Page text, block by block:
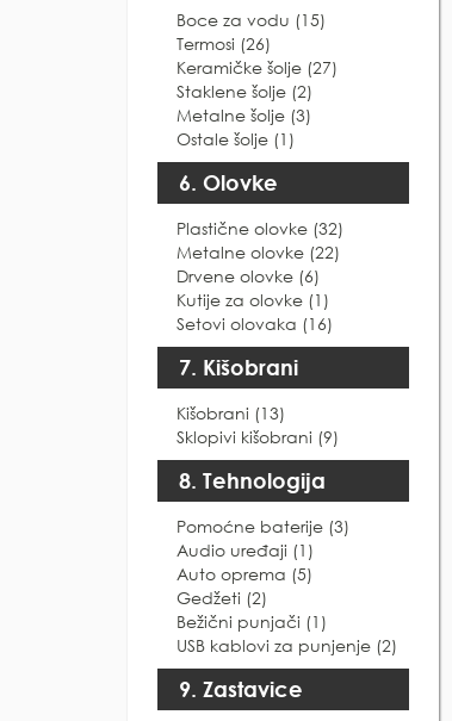
Boce za vodu (15)
Termosi (26)
Keramičke šolje (27)
Staklene šolje (2)
Metalne šolje (3)
Ostale šolje (1)
6. Olovke
Plastične olovke (32)
Metalne olovke (22)
Drvene olovke (6)
Kutije za olovke (1)
Setovi olovaka (16)
7. Kišobrani
Kišobrani (13)
Sklopivi kišobrani (9)
8. Tehnologija
Pomoćne baterije (3)
Audio uređaji (1)
Auto oprema (5)
Gedžeti (2)
Bežični punjači (1)
USB kablovi za punjenje (2)
9. Zastavice